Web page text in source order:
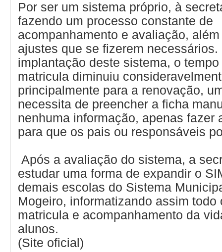
Por ser um sistema próprio, à
fazendo um processo constante de
acompanhamento e avaliação,
ajustes que se fizerem necessários.
implantação deste sistema, o
matricula diminuiu
principalmente para a renovação,
necessita de preencher a ficha
nenhuma informação, apenas fazer
para que os pais ou responsáveis
Após a avaliação do sistema, a
estudar uma forma de expandir o
demais escolas do Sistema
Mogeiro, informatizando assim todo
matricula e acompanhamento da
alunos.
(Site oficial)